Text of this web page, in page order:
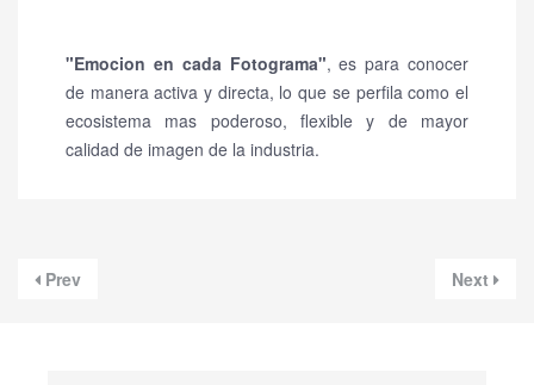
"Emocion en cada Fotograma", es para conocer
de manera activa y directa, lo que se perfila como el
ecosistema mas poderoso, flexible y de mayor
calidad de imagen de la industria.
Prev Next